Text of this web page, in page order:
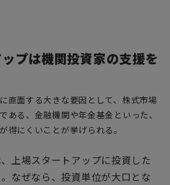
プは機関投資家の支援を
直面する大きな要因として、株式市場
ある、金融機関や年金基金といった、
得にくいことが挙げられる。
上場スタートアップに投資した
なぜなら、投資単位が大口とな